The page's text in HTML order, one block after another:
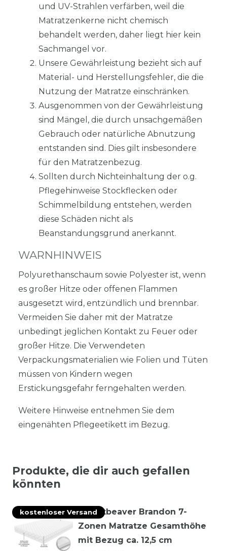
und UV-Strahlen verfärben, weil die
Matratzenkerne nicht chemisch
behandelt werden, daher liegt hier kein
Sachmangel vor.
Unsere Gewährleistung bezieht sich auf
Material- und Herstellungsfehler, die die
Nutzung der Matratze einschränken.
Ausgenommen von der Gewährleistung
sind Mängel, die durch unsachgemäßen
Gebrauch oder natürliche Abnutzung
entstanden sind. Dies gilt insbesondere
für den Matratzenbezug.
Sollten durch Nichteinhaltung der o.g.
Pflegehinweise Stockflecken oder
Schimmelbildung entstehen, werden
diese Schäden nicht als
Beanstandungsgrund anerkannt.
WARNHINWEIS
Polyurethanschaum sowie Polyester ist, wenn
es großer Hitze oder offenen Flammen
ausgesetzt wird, entzündlich und brennbar.
Vermeiden Sie daher mit der Matratze
unbedingt jeglichen Kontakt zu Feuer oder
großer Hitze. Die Verwendeten
Verpackungsmaterialien wie Folien und Tüten
müssen von Kindern wegen
Erstickungsgefahr ferngehalten werden.
Weitere Hinweise entnehmen Sie dem
eingenähten Pflegeetikett im Bezug.
Produkte, die dir auch gefallen
könnten
kostenloser VersandMountbeaver Brandon 7-
Zonen Matratze Gesamthöhe
mit Bezug ca. 12,5 cm